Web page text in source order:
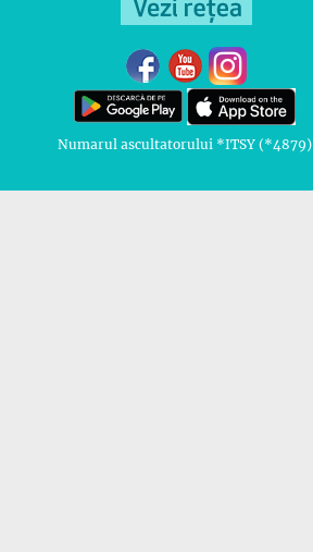
Numarul ascultatorului *ITSY (*4879)